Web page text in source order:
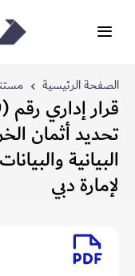
الصفحة الرئيسية
تحديد أثمان
البيانية
لإمارة دبي